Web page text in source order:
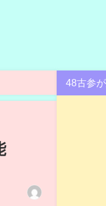
48古参